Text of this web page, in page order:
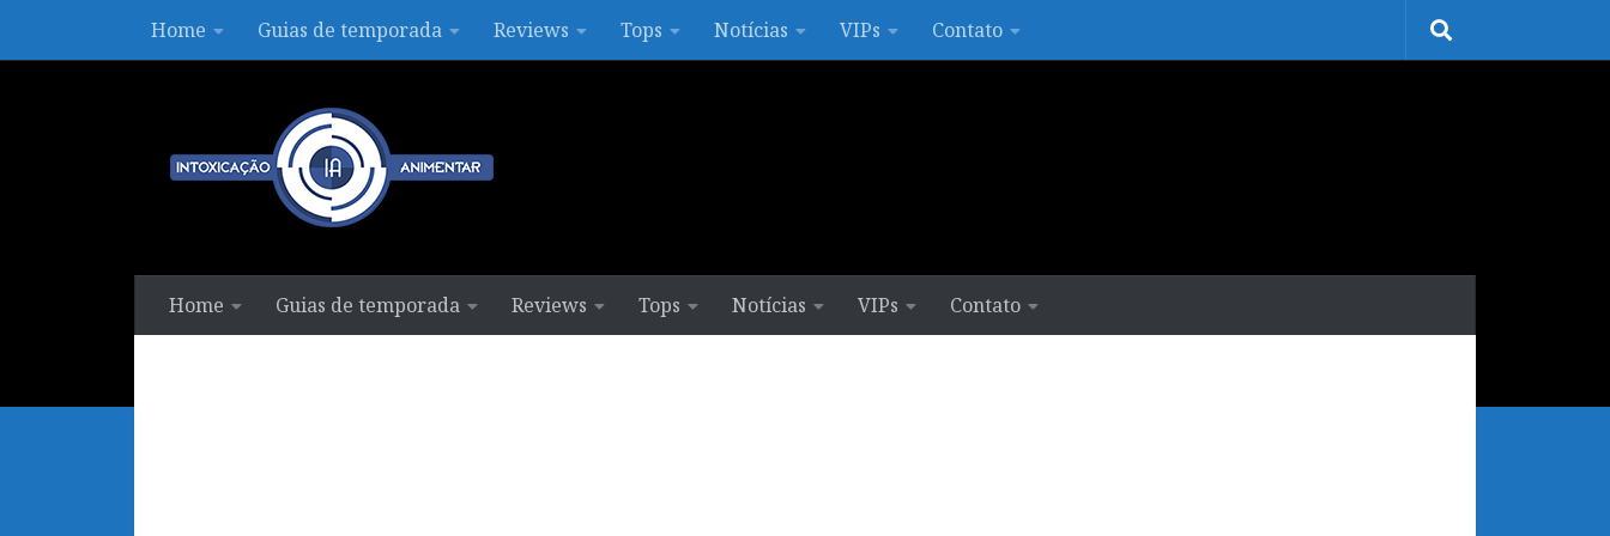
Skip to contentHome Guias de temporada Reviews Tops Notícias VIPs Contato
Home Guias de temporada Reviews Tops Notícias VIPs Contato